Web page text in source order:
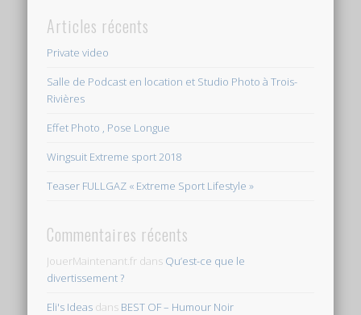
Articles récents
Private video
Salle de Podcast en location et Studio Photo à Trois-
Rivières
Effet Photo , Pose Longue
Wingsuit Extreme sport 2018
Teaser FULLGAZ « Extreme Sport Lifestyle »
Commentaires récents
JouerMaintenant.fr dans Qu’est-ce que le
divertissement ?
Eli's Ideas dans BEST OF – Humour Noir